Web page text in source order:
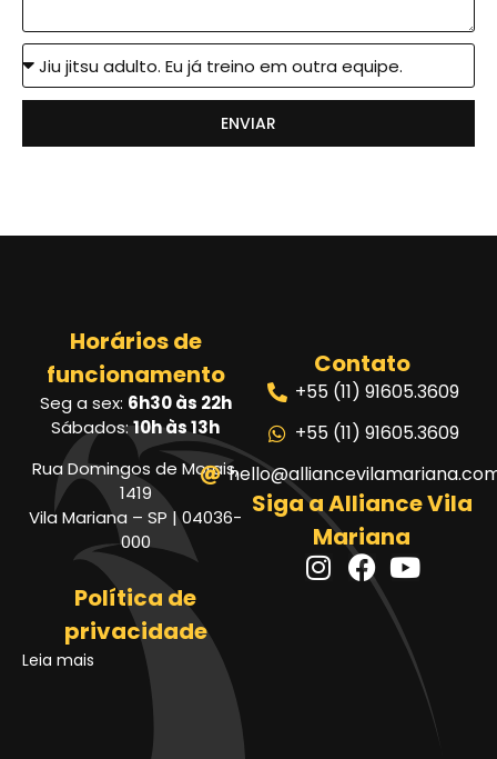
ENVIAR
Horários de
funcionamento
Seg a sex: 6h30 às 22h
Sábados:10h às 13h
Rua Domingos de Morais,
1419
Vila Mariana – SP | 04036-
000
Política de
privacidade
Leia mais
Contato
+55 (11) 91605.3609
+55 (11) 91605.3609
Siga a Alliance Vila
Mariana